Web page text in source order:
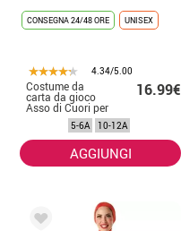
CONSEGNA 24/48 ORE UNISEX
4.34/5.00
Costume da
carta da gioco
Asso di Cuori per
16.99€
5-6A 10-12A
AGGIUNGI